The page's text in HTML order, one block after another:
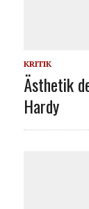
KRITIK
Ästhetik
Hardy